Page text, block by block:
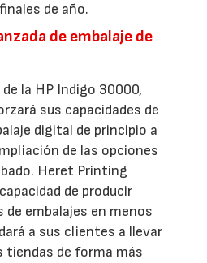
de año.
de embalaje de
la HP Indigo 30000,
sus capacidades de
digital de principio a
de las opciones
Heret Printing
de producir
embalajes en menos
a sus clientes a llevar
tiendas de forma más